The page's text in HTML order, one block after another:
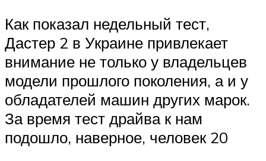
Как показал недельный тест,
Дастер 2 в Украине привлекает
внимание не только у владельцев
модели прошлого поколения, а и у
обладателей машин других марок.
За время тест драйва к нам
подошло, наверное, человек 20